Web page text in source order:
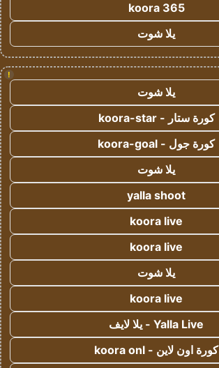
koora 365
يلا شوت
!
يلا شوت
كورة ستار - koora-star
كورة جول - koora-goal
يلا شوت
yalla shoot
koora live
koora live
يلا شوت
koora live
Yalla Live - يلا لايف
كورة اون لاين - koora onl